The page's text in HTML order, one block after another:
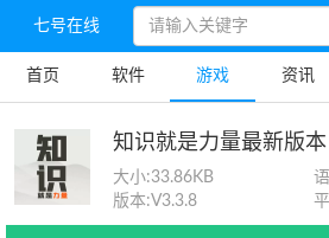
七号在线
首页 软件 游戏 资讯
知识就是力量最新版本
大小:33.86KB
版本:V3.3.8